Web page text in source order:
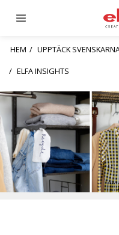
HEM
UPPTÄCK
ELFA INSIGHTS